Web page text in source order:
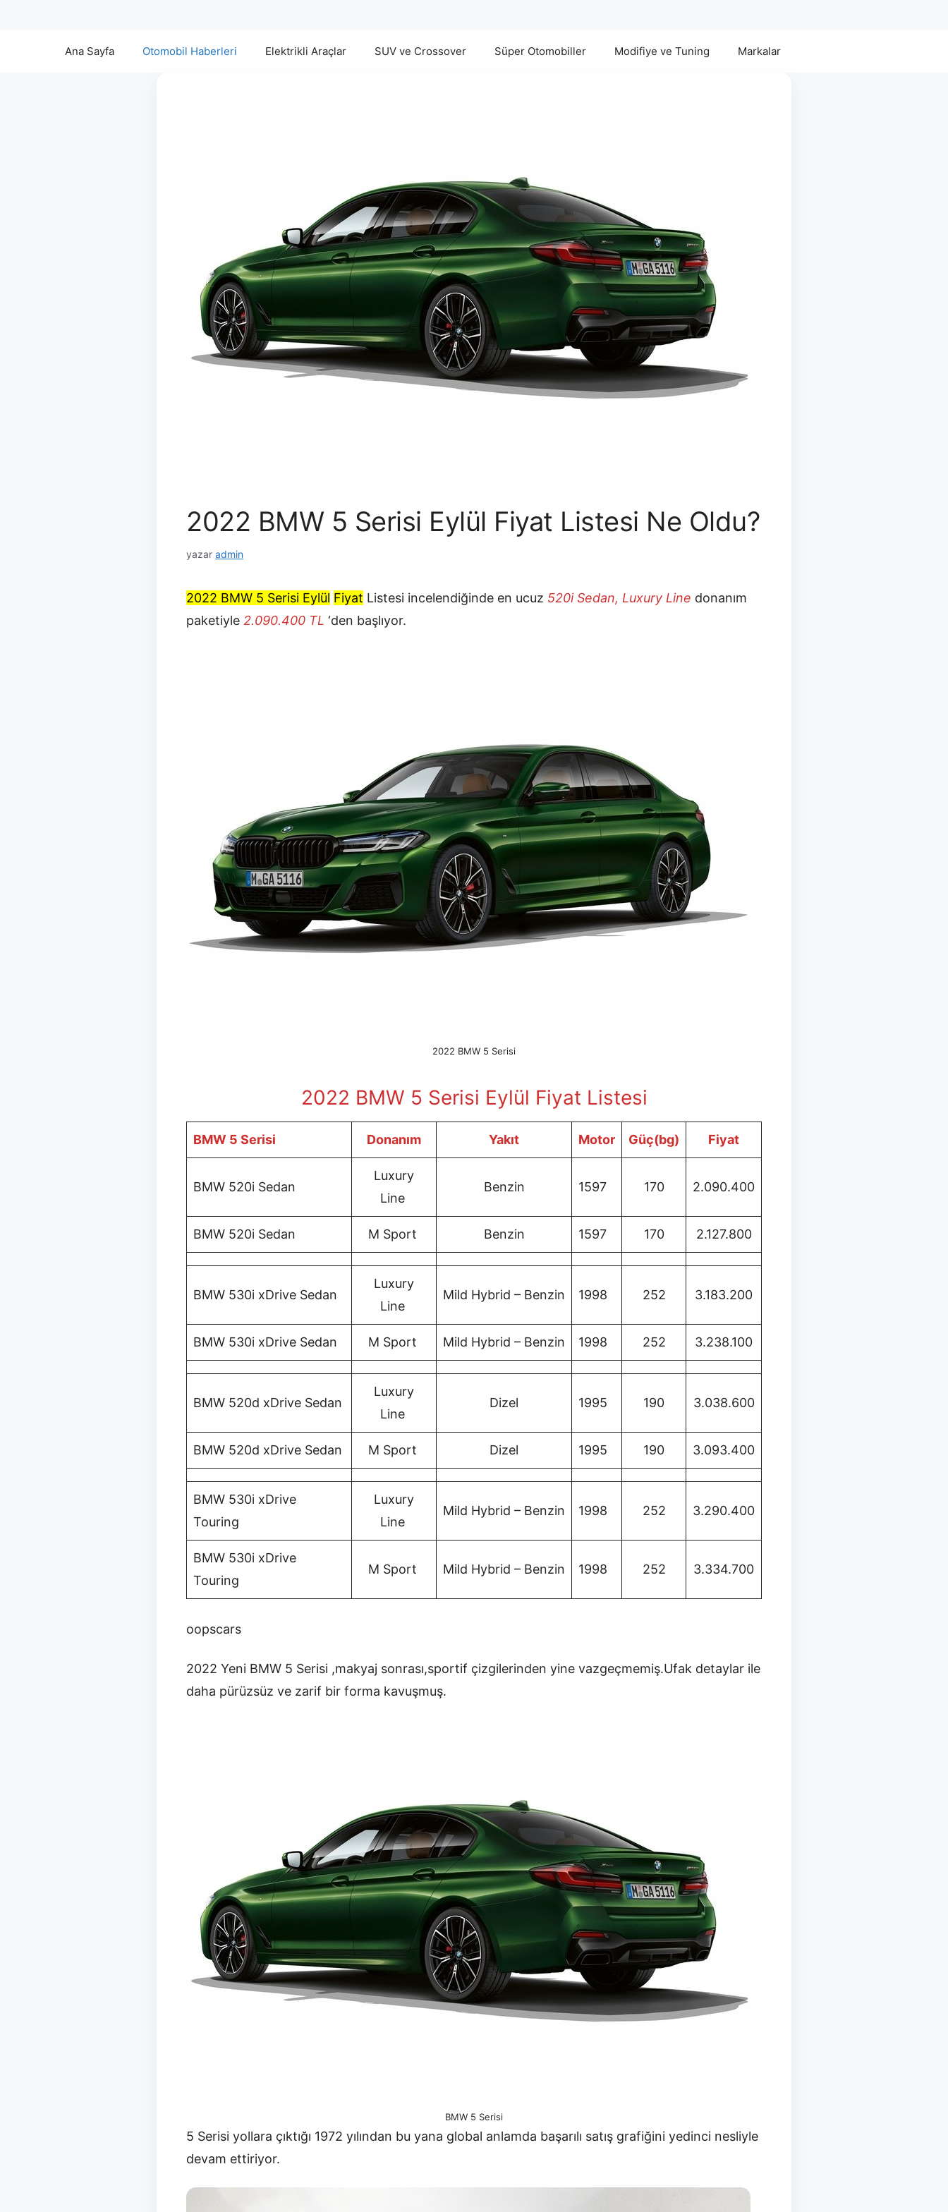
Ana Sayfa Otomobil Haberleri Elektrikli Araçlar SUV ve Crossover Süper Otomobiller Modifiye ve Tuning Markalar
2022 BMW 5 Serisi Eylül Fiyat Listesi Ne Oldu?
yazar admin
2022 BMW 5 Serisi Eylül Fiyat Listesi incelendiğinde en ucuz 520i Sedan, Luxury Line donanım
paketiyle 2.090.400 TL ‘den başlıyor.
2022 BMW 5 Serisi
2022 BMW 5 Serisi Eylül Fiyat Listesi
BMW 5 Serisi Donanım Yakıt Motor Güç(bg) Fiyat
BMW 520i Sedan
Luxury
Line
Benzin 1597 170 2.090.400
BMW 520i Sedan M Sport Benzin 1597 170 2.127.800
BMW 530i xDrive Sedan
Luxury
Line
Mild Hybrid – Benzin 1998 252 3.183.200
BMW 530i xDrive Sedan M Sport Mild Hybrid – Benzin 1998 252 3.238.100
BMW 520d xDrive Sedan
Luxury
Line
Dizel 1995 190 3.038.600
BMW 520d xDrive Sedan M Sport Dizel 1995 190 3.093.400
BMW 530i xDrive
Touring
Luxury
Line
Mild Hybrid – Benzin 1998 252 3.290.400
BMW 530i xDrive
Touring
M Sport Mild Hybrid – Benzin 1998 252 3.334.700
oopscars
2022 Yeni BMW 5 Serisi ,makyaj sonrası,sportif çizgilerinden yine vazgeçmemiş.Ufak detaylar ile
daha pürüzsüz ve zarif bir forma kavuşmuş.
BMW 5 Serisi
5 Serisi yollara çıktığı 1972 yılından bu yana global anlamda başarılı satış grafiğini yedinci nesliyle
devam ettiriyor.